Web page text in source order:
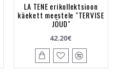
LA TENE erikollektsioon
käekett meestele "TERVISE
JÕUD"
42.20€